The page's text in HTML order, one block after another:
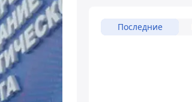
Последние